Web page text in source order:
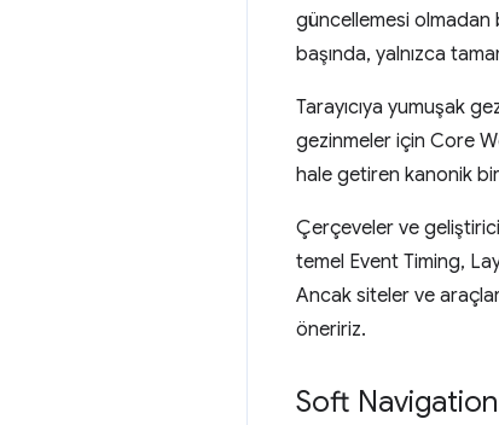
güncellemesi olmadan
başında, yalnızca
Tarayıcıya yumuşak
gezinmeler için Core
hale getiren kanonik
Çerçeveler ve
temel Event Timing,
Ancak siteler ve
öneririz.
Soft